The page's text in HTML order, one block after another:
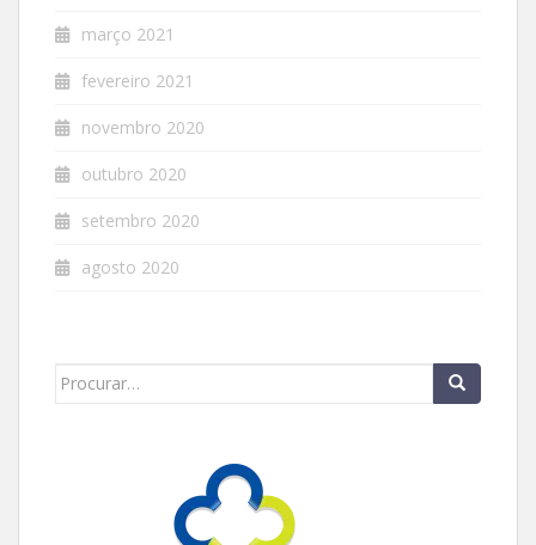
março 2021
fevereiro 2021
novembro 2020
outubro 2020
setembro 2020
agosto 2020